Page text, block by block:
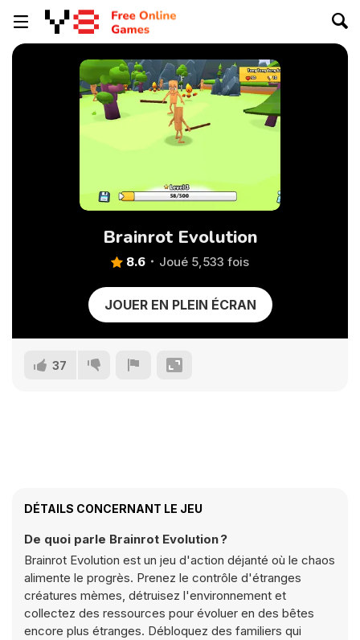
Brainrot Evolution
8.6 Joué 5,533 fois
JOUER EN PLEIN ÉCRAN
37
DÉTAILS CONCERNANT LE JEU
De quoi parle Brainrot Evolution ?
Brainrot Evolution est un jeu d'action déjanté où le chaos
alimente le progrès. Prenez le contrôle d'étranges
créatures mèmes, détruisez l'environnement et
collectez des ressources pour évoluer en des bêtes
encore plus étranges. Débloquez des familiers qui